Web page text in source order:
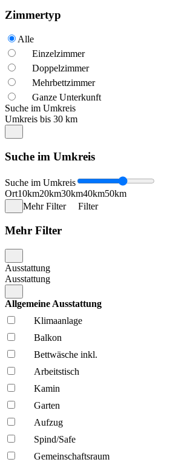
Zimmertyp
Alle
Einzelzimmer
Doppelzimmer
Mehrbettzimmer
Ganze Unterkunft
Suche im Umkreis
Umkreis bis 30 km
Suche im Umkreis
Suche im Umkreis
Ort10km20km30km40km50km
Mehr Filter
Filter
Mehr Filter
Ausstattung
Ausstattung
Allgemeine Ausstattung
Klima­anlage
Balkon
Bettwäsche inkl.
Arbeitstisch
Kamin
Garten
Aufzug
Spind/Safe
Gemeinschafts­raum